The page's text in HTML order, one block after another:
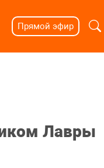
Прямой эфир
Лавры